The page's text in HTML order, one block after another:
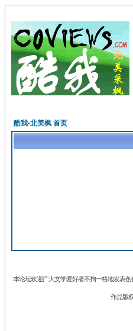
酷我-北美枫 首页
本论坛欢迎广大文学爱好者不拘一格地发表
作品版